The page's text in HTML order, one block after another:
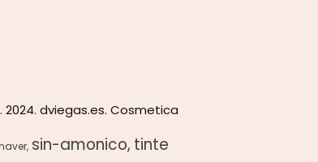
dviegas.es. Cosmetica
sin-amonico tinte